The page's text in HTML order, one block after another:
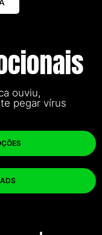
ouviu,
pegar vírus